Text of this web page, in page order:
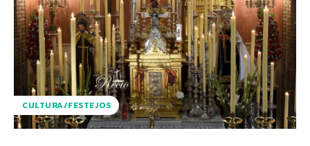
CULTURA/FESTEJOS